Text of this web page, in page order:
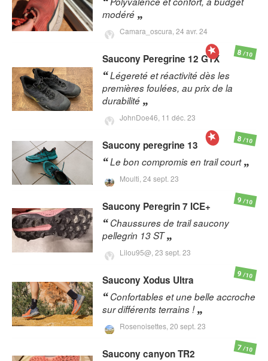
modéré
Camara_oscura, 24 avr. 24
Saucony Peregrine 12 GTX
Légereté et réactivité dès les
premières foulées, au prix de la
durabilité
JohnDoe46, 11 déc. 23
8/10
Saucony peregrine 13
Le bon compromis en trail court
Moulti, 24 sept. 23
8/10
Saucony Peregrin 7 ICE+
Chaussures de trail saucony
pellegrin 13 ST
Lilou95@, 23 sept. 23
9/10
SauconyXodus Ultra
Confortables et une belle accroche
sur différents terrains !
Rosenoisettes, 20 sept. 23
9/10
Sauconycanyon TR2 7/10